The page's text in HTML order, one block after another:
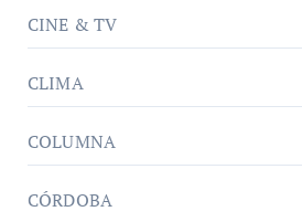
CINE & TV
CLIMA
COLUMNA
CÓRDOBA